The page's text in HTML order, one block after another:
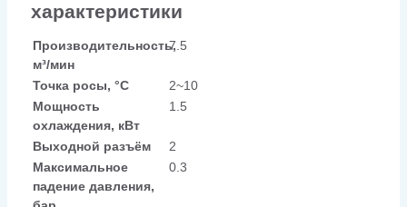
характеристики
Производительность,
м³/мин
7.5
Точка росы, °C
2~10
Мощность
охлаждения, кВт
1.5
Выходной разъём
2
Максимальное
падение давления,
0.3